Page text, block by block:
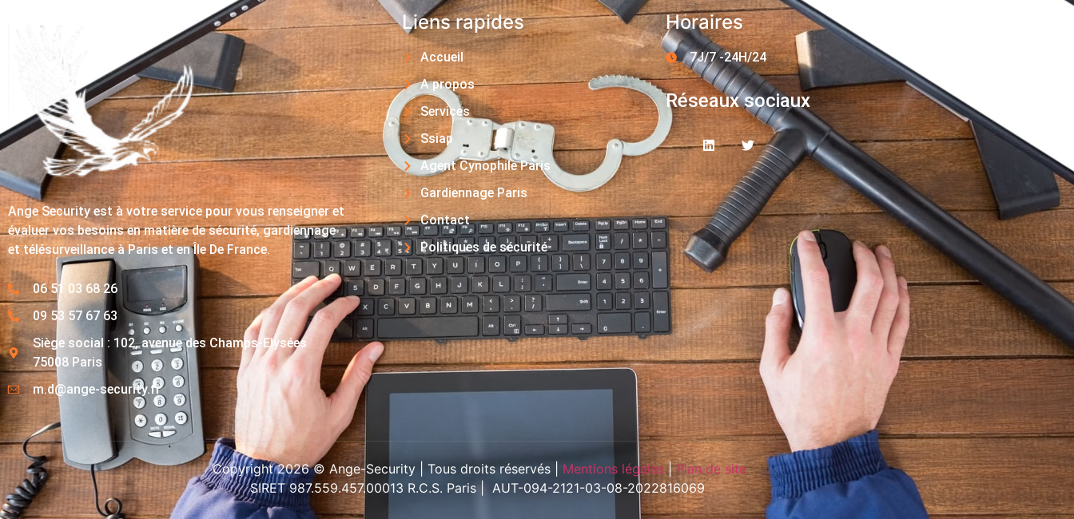
Ange Security est à votre service pour vous renseigner et
évaluer vos besoins en matière de sécurité, gardiennage
et télésurveillance à Paris et en Île De France.
06 51 03 68 26
09 53 57 67 63
Siège social : 102, avenue des Champs-Elysées
75008 Paris
m.d@ange-security.fr
Liens rapides
Accueil
A propos
Services
Ssiap
Agent Cynophile Paris
Gardiennage Paris
Contact
Politiques de sécurité
Horaires
7J/7 -24H/24
Réseaux sociaux
Copyright 2026 © Ange-Security | Tous droits réservés | Mentions légales|Plan de site
SIRET 987.559.457.00013 R.C.S. Paris | AUT-094-2121-03-08-2022816069